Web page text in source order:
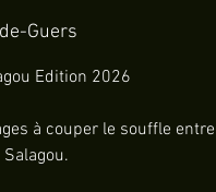
Guers
Edition 2026
à couper le souffle entre